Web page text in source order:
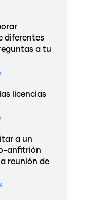
diferentes
a tu
licencias
a un
anfitrión
reunión de